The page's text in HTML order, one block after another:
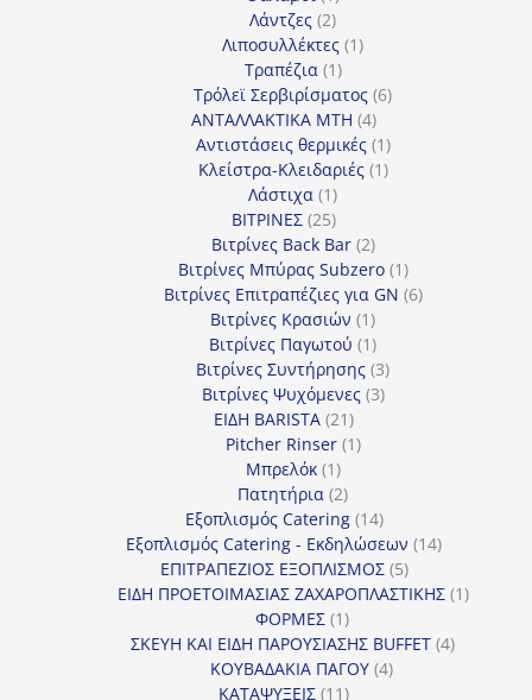
προϊόν
Λάντζες 22
προϊόντα
Λιποσυλλέκτες 11
Τραπέζια 11
προϊόν
Τρόλεϊ Σερβιρίσματος 66
ΑΝΤΑΛΛΑΚΤΙΚΑ MTH 44
προϊόντα
Αντιστάσεις θερμικές 11
προϊόν
Κλείστρα-Κλειδαριές 11
Λάστιχα 11
προϊόν
ΒΙΤΡΙΝΕΣ 2525
προϊόντα
Βιτρίνες Back Bar 22
προϊόντα
Βιτρίνες Mπύρας Subzero 11
προϊόν
Βιτρίνες Επιτραπέζιες για GN 66
Βιτρίνες Κρασιών 11
προϊόν
Βιτρίνες Παγωτού 11
προϊόν
Βιτρίνες Συντήρησης 33
προϊόντα
Βιτρίνες Ψυχόμενες 33
ΕΙΔΗ BARISTA 2121
προϊόντα
Pitcher Rinser 11
Μπρελόκ 11
προϊόν
Πατητήρια 22
προϊόντα
Εξοπλισμός Catering 1414
προϊόντα
Εξοπλισμός Catering - Εκδηλώσεων 1414
ΕΠΙΤΡΑΠΕΖΙΟΣ ΕΞΟΠΛΙΣΜΟΣ 55
προϊόντα
ΕΙΔΗ ΠΡΟΕΤΟΙΜΑΣΙΑΣ ΖΑΧΑΡΟΠΛΑΣΤΙΚΗΣ 11
ΦΟΡΜΕΣ 11
προϊόν
ΣΚΕΥΗ ΚΑΙ ΕΙΔΗ ΠΑΡΟΥΣΙΑΣΗΣ BUFFET 44
ΚΟΥΒΑΔΑΚΙΑ ΠΑΓΟΥ 44
ΚΑΤΑΨΥΞΕΙΣ 1111